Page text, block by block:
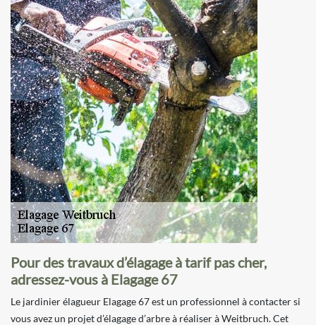
Pour des travaux d’élagage à tarif pas cher,
adressez-vous à Elagage 67
Le jardinier élagueur Elagage 67 est un professionnel à contacter si
vous avez un projet d’élagage d’arbre à réaliser à Weitbruch. Cet